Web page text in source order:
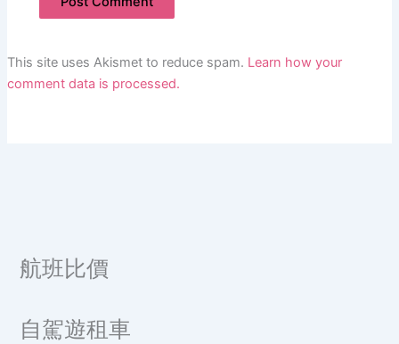
This site uses Akismet to reduce spam. Learn how your
comment data is processed.
航班比價
自駕遊租車